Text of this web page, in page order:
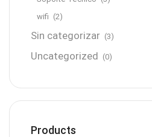
wifi (2)
Sin categorizar (3)
Uncategorized (0)
Products